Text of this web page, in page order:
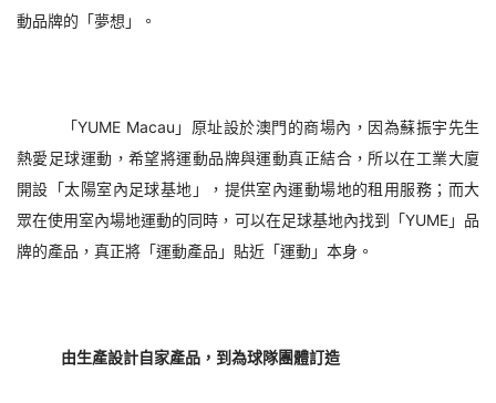
動品牌的「夢想」。
「YUME Macau」原址設於澳門的商場內，因為蘇振宇先生
熱愛足球運動，希望將運動品牌與運動真正結合，所以在工業大廈
開設「太陽室內足球基地」，提供室內運動場地的租用服務；而大
眾在使用室內場地運動的同時，可以在足球基地內找到「YUME」品
牌的產品，真正將「運動產品」貼近「運動」本身。
由生產設計自家產品，到為球隊團體訂造